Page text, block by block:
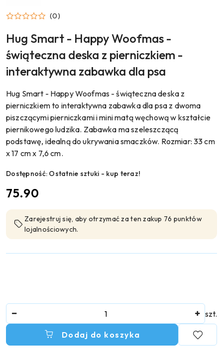
(0)
Hug Smart - Happy Woofmas -
świąteczna deska z pierniczkiem -
interaktywna zabawka dla psa
Hug Smart - Happy Woofmas - świąteczna deska z
pierniczkiem to interaktywna zabawka dla psa z dwoma
piszczącymi pierniczkami i mini matą węchową w kształcie
piernikowego ludzika. Zabawka ma szeleszczącą
podstawę, idealną do ukrywania smaczków. Rozmiar: 33 cm
x 17 cm x 7,6 cm.
Dostępność: Ostatnie sztuki - kup teraz!
cena:
75.90
Zarejestruj się, aby otrzymać za ten zakup 76 punktów
lojalnościowych.
szt.
Dodaj do koszyka